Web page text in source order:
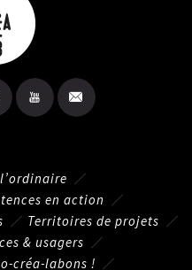
en action
Territoires de projets
& usagers
créa-labons !